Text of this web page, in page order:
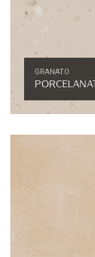
GRANATO